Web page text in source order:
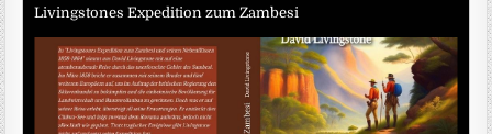
Livingstones Expedition zum Zambesi